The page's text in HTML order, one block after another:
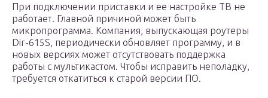
При подключении приставки и ее настройке ТВ не
работает. Главной причиной может быть
микропрограмма. Компания, выпускающая роутеры
Dir-615S, периодически обновляет программу, и в
новых версиях может отсутствовать поддержка
работы с мультикастом. Чтобы исправить неполадку,
требуется откатиться к старой версии ПО.